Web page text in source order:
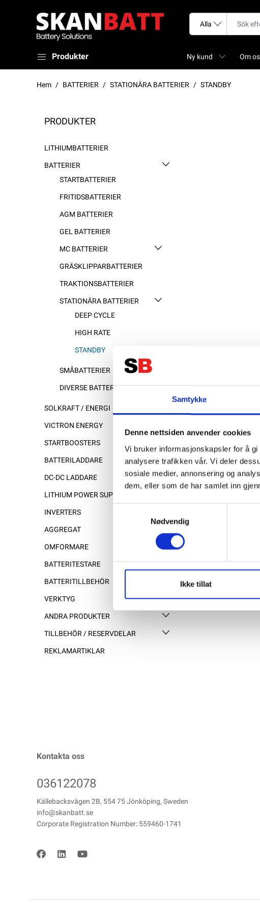
Samtykke
Denne nettsiden anvender cookies
Vi bruker informasjonskapsler for å
analysere trafikken vår. Vi deler
sosiale medier, annonsering og
dem, eller som de har samlet inn
Nødvendig
Ikke tillat
Produkter Ny kund Om
Hem BATTERIER STATIONÄRA BATTERIER STANDBY
PRODUKTER
LITHIUMBATTERIER
BATTERIER
STARTBATTERIER
FRITIDSBATTERIER
AGM BATTERIER
GEL BATTERIER
MC BATTERIER
GRÄSKLIPPARBATTERIER
TRAKTIONSBATTERIER
STATIONÄRA BATTERIER
DEEP CYCLE
HIGH RATE
STANDBY
SMÅBATTERIER
DIVERSE BATTERIER
SOLKRAFT / ENERGI
VICTRON ENERGY
STARTBOOSTERS
BATTERILADDARE
DC-DC LADDARE
LITHIUM POWER SUPPLY
INVERTERS
AGGREGAT
OMFORMARE
BATTERITESTARE
BATTERITILLBEHÖR
VERKTYG
ANDRA PRODUKTER
TILLBEHÖR / RESERVDELAR
REKLAMARTIKLAR
Kontakta oss
036122078
Källebacksvägen 2B, 554 75 Jönköping, Sweden
info@skanbatt.se
Corporate Registration Number: 559460-1741